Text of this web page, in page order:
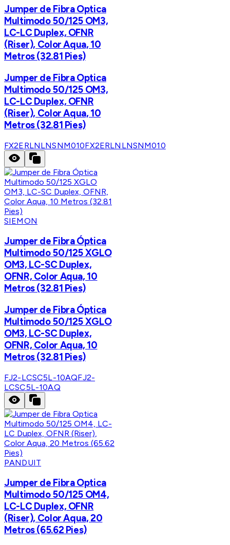
Jumper de Fibra Optica
Multimodo 50/125 OM3,
LC-LC Duplex, OFNR
(Riser), Color Aqua, 10
Metros (32.81 Pies)
Jumper de Fibra Optica
Multimodo 50/125 OM3,
LC-LC Duplex, OFNR
(Riser), Color Aqua, 10
Metros (32.81 Pies)
FX2ERLNLNSNM010FX2ERLNLNSNM010
SIEMON
Jumper de Fibra Óptica
Multimodo 50/125 XGLO
OM3, LC-SC Duplex,
OFNR, Color Aqua, 10
Metros (32.81 Pies)
Jumper de Fibra Óptica
Multimodo 50/125 XGLO
OM3, LC-SC Duplex,
OFNR, Color Aqua, 10
Metros (32.81 Pies)
FJ2-LCSC5L-10AQFJ2-
LCSC5L-10AQ
PANDUIT
Jumper de Fibra Optica
Multimodo 50/125 OM4,
LC-LC Duplex, OFNR
(Riser), Color Aqua, 20
Metros (65.62 Pies)